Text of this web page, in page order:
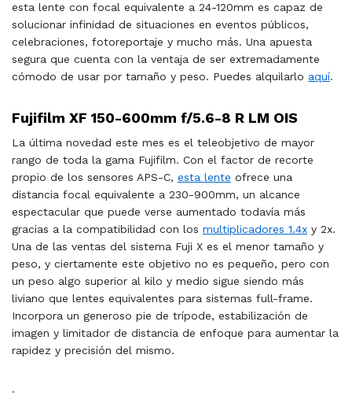
esta lente con focal equivalente a 24-120mm es capaz de
solucionar infinidad de situaciones en eventos públicos,
celebraciones, fotoreportaje y mucho más. Una apuesta
segura que cuenta con la ventaja de ser extremadamente
cómodo de usar por tamaño y peso. Puedes alquilarlo aquí.
Fujifilm XF 150-600mm f/5.6-8 R LM OIS
La última novedad este mes es el teleobjetivo de mayor
rango de toda la gama Fujifilm. Con el factor de recorte
propio de los sensores APS-C, esta lente ofrece una
distancia focal equivalente a 230-900mm, un alcance
espectacular que puede verse aumentado todavía más
gracias a la compatibilidad con los multiplicadores 1.4x y 2x.
Una de las ventas del sistema Fuji X es el menor tamaño y
peso, y ciertamente este objetivo no es pequeño, pero con
un peso algo superior al kilo y medio sigue siendo más
liviano que lentes equivalentes para sistemas full-frame.
Incorpora un generoso pie de trípode, estabilización de
imagen y limitador de distancia de enfoque para aumentar la
rapidez y precisión del mismo.
·